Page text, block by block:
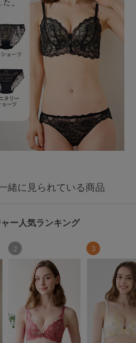
緒に見られている商品
ー人気ランキング
2 3